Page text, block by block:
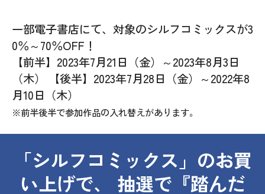
一部電子書店にて、対象のシルフコミックスが3
0％～70％OFF！
【前半】2023年7月21日（金）～2023年8月3日
（木） 【後半】2023年7月28日（金）～2022年8
月10日（木）
※前半後半で参加作品の入れ替えがあります。
「シルフコミックス」のお買
い上げで、 抽選で『踏んだ